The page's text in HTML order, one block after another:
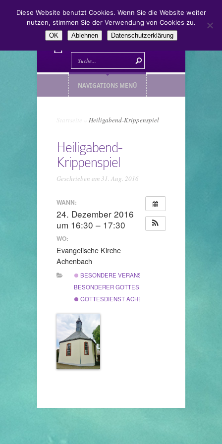
NAVIGATIONS MENÜ
Startseite Heiligabend-Krippenspiel
Heiligabend-
Krippenspiel
Geschrieben am 31. Aug. 2016
WANN:
24. Dezember 2016
um 16:30 – 17:30
WO:
Evangelische Kirche
Achenbach
BESONDERE VERANSTALTUNG
BESONDERER GOTTESDIENST
GOTTESDIENST ACHENBACH
Diese Website benutzt Cookies. Wenn Sie die Website weiter
nutzen, stimmen Sie der Verwendung von Cookies zu.
OK Ablehnen Datenschutzerklärung